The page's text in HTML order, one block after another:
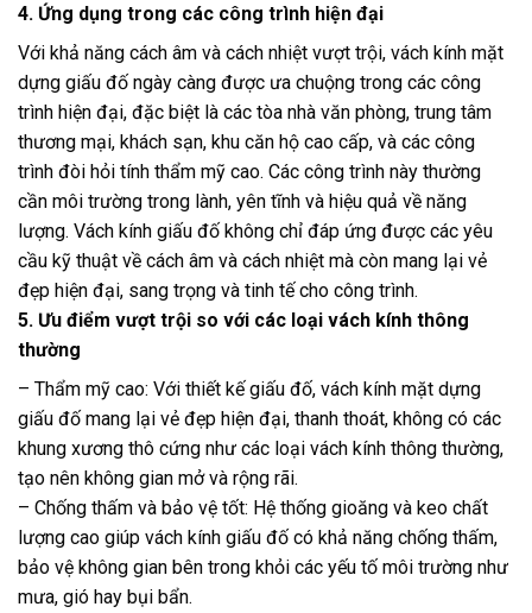
4. Ứng dụng trong các công trình hiện đại
Với khả năng cách âm và cách nhiệt vượt trội, vách kính mặt
dựng giấu đố ngày càng được ưa chuộng trong các công
trình hiện đại, đặc biệt là các tòa nhà văn phòng, trung tâm
thương mại, khách sạn, khu căn hộ cao cấp, và các công
trình đòi hỏi tính thẩm mỹ cao. Các công trình này thường
cần môi trường trong lành, yên tĩnh và hiệu quả về năng
lượng. Vách kính giấu đố không chỉ đáp ứng được các yêu
cầu kỹ thuật về cách âm và cách nhiệt mà còn mang lại vẻ
đẹp hiện đại, sang trọng và tinh tế cho công trình.
5. Ưu điểm vượt trội so với các loại vách kính thông
thường
– Thẩm mỹ cao: Với thiết kế giấu đố, vách kính mặt dựng
giấu đố mang lại vẻ đẹp hiện đại, thanh thoát, không có các
khung xương thô cứng như các loại vách kính thông thường,
tạo nên không gian mở và rộng rãi.
– Chống thấm và bảo vệ tốt: Hệ thống gioăng và keo chất
lượng cao giúp vách kính giấu đố có khả năng chống thấm,
bảo vệ không gian bên trong khỏi các yếu tố môi trường như
mưa, gió hay bụi bẩn.